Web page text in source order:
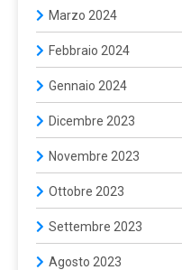
Marzo 2024
Febbraio 2024
Gennaio 2024
Dicembre 2023
Novembre 2023
Ottobre 2023
Settembre 2023
Agosto 2023